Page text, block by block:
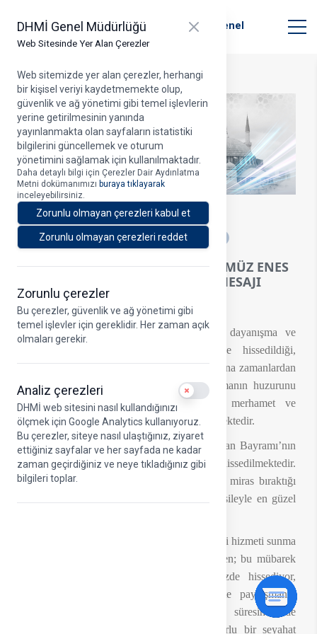
DHMİ Genel Müdürlüğü
Web Sitesinde Yer Alan Çerezler
Close panel
Web sitemizde yer alan çerezler, herhangi
bir kişisel veriyi kaydetmemekte olup,
güvenlik ve ağ yönetimi gibi temel işlevlerin
yerine getirilmesinin yanında
yayınlanmakta olan sayfaların istatistiki
bilgilerini güncellemek ve oturum
yönetimini sağlamak için kullanılmaktadır.
Daha detaylı bilgi için Çerezler Dair Aydınlatma
Metni dokümanımızı buraya tıklayarak
inceleyebilirsiniz.
Zorunlu olmayan çerezleri kabul et
Zorunlu olmayan çerezleri reddet
Zorunlu çerezler
Bu çerezler, güvenlik ve ağ yönetimi gibi
temel işlevler için gereklidir. Her zaman açık
olmaları gerekir.
Analiz çerezleri Use setting
DHMİ web sitesini nasıl kullandığınızı
ölçmek için Google Analytics kullanıyoruz.
Bu çerezler, siteye nasıl ulaştığınız, ziyaret
ettiğiniz sayfalar ve her sayfada ne kadar
zaman geçirdiğiniz ve neye tıkladığınız gibi
bilgileri toplar.
Devlet Hava Meydanları İşletmesi Genel
Müdürlüğü
22.05.2026
A
YK BAŞKANI VE GENEL MÜDÜRÜMÜZ ENES
ÇAKMAK’IN KURBAN BAYRAMI MESAJI
Kurban Bayramı; yardımlaşma, paylaşma, dayanışma ve
kardeşlik duygularının en güçlü şekilde hissedildiği,
gönüllerin birbirine daha da yaklaştığı müstesna zamanlardan
biridir. Milletçe aynı manevi iklimi paylaşmanın huzurunu
yaşadığımız bu mübarek günler; sevgi, merhamet ve
muhabbet bağlarımızı daha da kuvvetlendirmektedir.
Asırlardır bizi bir arada tutan değerler, Kurban Bayramı’nın
manevi atmosferinde daha güçlü şekilde hissedilmektedir.
Köklü medeniyetimizin ve inancımızın bize miras bıraktığı
yardımlaşma ve paylaşma anlayışı da bu vesileyle en güzel
DHMİ ailesi olarak bizler de milletimize en iyi hizmeti sunma
sorumluluğuyla görevlerimizi yerine getirirken; bu mübarek
günlerin taşıdığı manevi anlamı yüreğimizde hissediyor,
bayramın huzur ve bereketini hep birlikte paylaşmanın
mutluluğunu yaşıyoruz. Kurban Bayramı süresince de
yolcularımızın emniyetli, düzenli ve konforlu bir seyahat